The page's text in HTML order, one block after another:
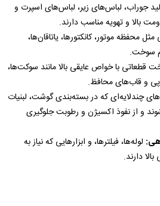
جوراب، لباس‌های زیر، لباس‌های اسپرت و
بالا و تهویه مناسب دارند.
محفظه موتور، کانکتورها، یاتاقان‌ها،
سوخت.
قطعاتی با خواص عایقی بالا مانند سوکت‌ها،
و قاب‌های محافظ.
چندلایه‌ای که در بسته‌بندی گوشت، لبنیات
و از نفوذ اکسیژن و رطوبت جلوگیری
لوله‌ها، فیلترها، و ابزارهایی که نیاز به
دارند.